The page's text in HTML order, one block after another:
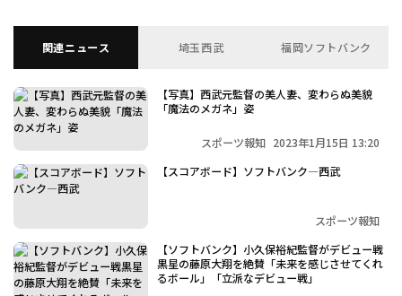
利用規約 プライバシーポリシー
運営会社（別ウィンドウで開く） よくある質問
特定商取引法の表示
関連ニュース 埼玉西武 福岡ソフトバンク
【写真】西武元監督の美人妻、変わらぬ美貌
「魔法のメガネ」姿
スポーツ報知 2023年1月15日 13:20
【スコアボード】ソフトバンク―西武
スポーツ報知
【ソフトバンク】小久保裕紀監督がデビュー戦
黒星の藤原大翔を絶賛「未来を感じさせてくれ
るボール」「立派なデビュー戦」